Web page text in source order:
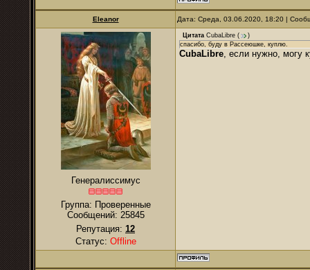
Eleanor Дата: Среда, 03.06.2020, 18:20 |
Генералиссимус
Группа: Проверенные
Сообщений: 25845
Репутация: 12
Статус: Offline
Цитата CubaLibre (
)
спасибо, буду в Рассеюшке, куплю.
CubaLibre, если нужно, могу